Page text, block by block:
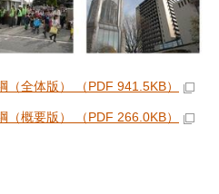
全体版） （PDF 941.5KB）
概要版） （PDF 266.0KB）